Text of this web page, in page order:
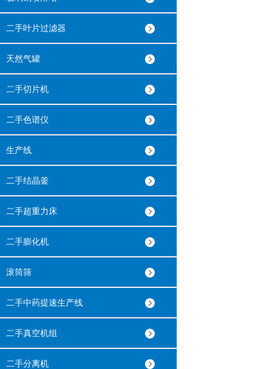
二手叶片过滤器
天然气罐
二手切片机
二手色谱仪
生产线
二手结晶釜
二手超重力床
二手膨化机
滚筒筛
二手中药提速生产线
二手真空机组
二手分离机